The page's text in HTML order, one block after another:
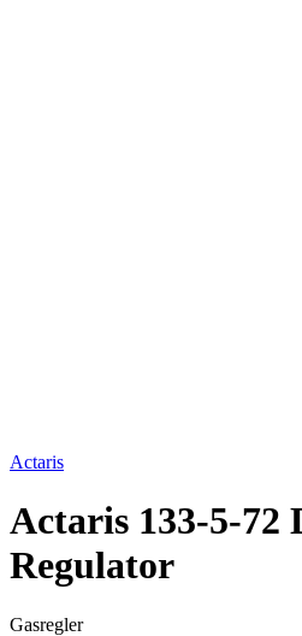
Actaris
Actaris 133-5-72
Regulator
Gasregler